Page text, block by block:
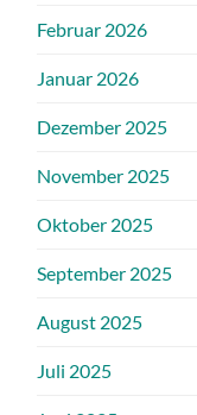
Februar 2026
Januar 2026
Dezember 2025
November 2025
Oktober 2025
September 2025
August 2025
Juli 2025